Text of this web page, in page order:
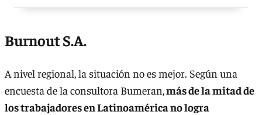
Burnout S.A.
A nivel regional, la situación no es mejor. Según una
encuesta de la consultora Bumeran,más de la mitad de
los trabajadores en Latinoamérica no logra